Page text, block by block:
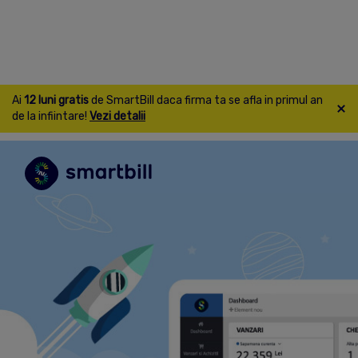
Ai 12 luni gratisde SmartBill daca firma ta se afla in primul an
de la infiintare! Vezi detalii